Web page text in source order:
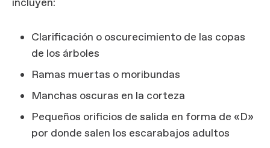
incluyen:
Clarificación o oscurecimiento de las copas
de los árboles
Ramas muertas o moribundas
Manchas oscuras en la corteza
Pequeños orificios de salida en forma de «D»
por donde salen los escarabajos adultos